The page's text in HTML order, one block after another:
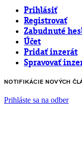
Prihlásiť
Registrovať
Zabudnuté
Účet
Pridať inzerát
Spravovať
NOTIFIKÁCIE NOVÝCH
Prihláste sa na odber